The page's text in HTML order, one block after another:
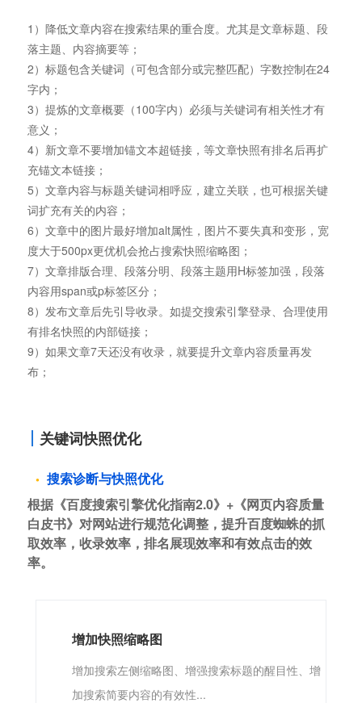
1）降低文章内容在搜索结果的重合度。尤其是文章标题、段
落主题、内容摘要等；
2）标题包含关键词（可包含部分或完整匹配）字数控制在24
字内；
3）提炼的文章概要（100字内）必须与关键词有相关性才有
意义；
4）新文章不要增加锚文本超链接，等文章快照有排名后再扩
充锚文本链接；
5）文章内容与标题关键词相呼应，建立关联，也可根据关键
词扩充有关的内容；
6）文章中的图片最好增加alt属性，图片不要失真和变形，宽
度大于500px更优机会抢占搜索快照缩略图；
7）文章排版合理、段落分明、段落主题用H标签加强，段落
内容用span或p标签区分；
8）发布文章后先引导收录。如提交搜索引擎登录、合理使用
有排名快照的内部链接；
9）如果文章7天还没有收录，就要提升文章内容质量再发
布；
关键词快照优化
搜索诊断与快照优化
根据《百度搜索引擎优化指南2.0》+《网页内容质量
白皮书》对网站进行规范化调整，提升百度蜘蛛的抓
取效率，收录效率，排名展现效率和有效点击的效
率。
增加快照缩略图
增加搜索左侧缩略图、增强搜索标题的醒目性、增
加搜索简要内容的有效性...